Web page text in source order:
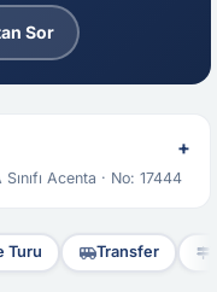
Sor
+
Acenta · No: 17444
Turu Transfer